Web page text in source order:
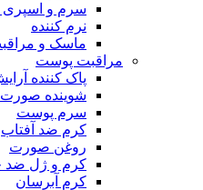
سرم و اسپری مو
نرم کننده
ماسک و مراقبت مو
مراقبت پوست
پاک کننده آرایش صورت
شوینده صورت
سرم پوست
کرم ضد آفتاب
روغن صورت
کرم و ژل ضد جوش
کرم آبرسان